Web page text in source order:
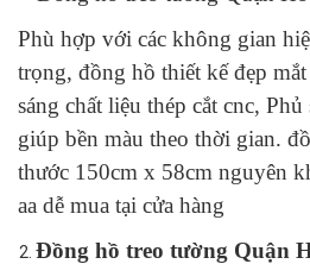
Phù hợp với các không gian
trọng, đồng hồ thiết kế đẹp
sáng chất liệu thép cắt cnc,
giúp bền màu theo thời gian.
thước 150cm x 58cm nguyên
aa dễ mua tại cửa hàng
Đồng hồ treo tường Quận